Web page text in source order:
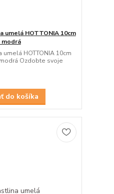
umelá HOTTONIA 10cm
modrá
umelá HOTTONIA 10cm
Ozdobte svoje
do košíka